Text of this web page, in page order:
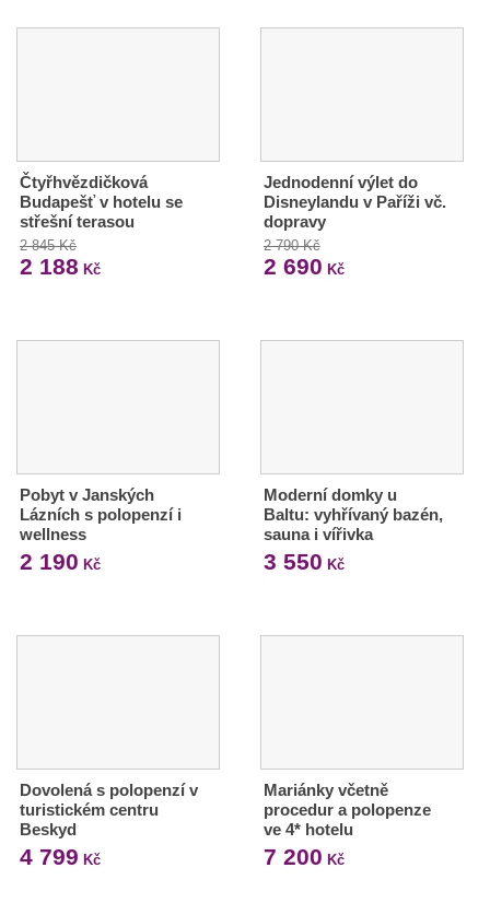
Čtyřhvězdičková
Budapešť v hotelu se
střešní terasou
2 845 Kč
2 188 Kč
Jednodenní výlet do
Disneylandu v Paříži vč.
dopravy
2 790 Kč
2 690 Kč
Pobyt v Janských
Lázních s polopenzí i
wellness
2 190 Kč
Moderní domky u
Baltu: vyhřívaný bazén,
sauna i vířivka
3 550 Kč
Dovolená s polopenzí v
turistickém centru
Beskyd
4 799 Kč
Mariánky včetně
procedur a polopenze
ve 4* hotelu
7 200 Kč